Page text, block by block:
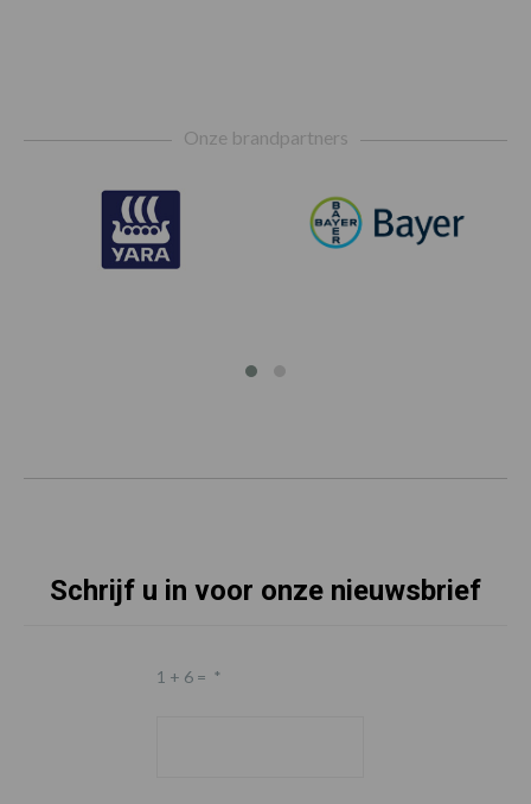
Onze brandpartners
Schrijf u in voor onze nieuwsbrief
1 + 6 = *